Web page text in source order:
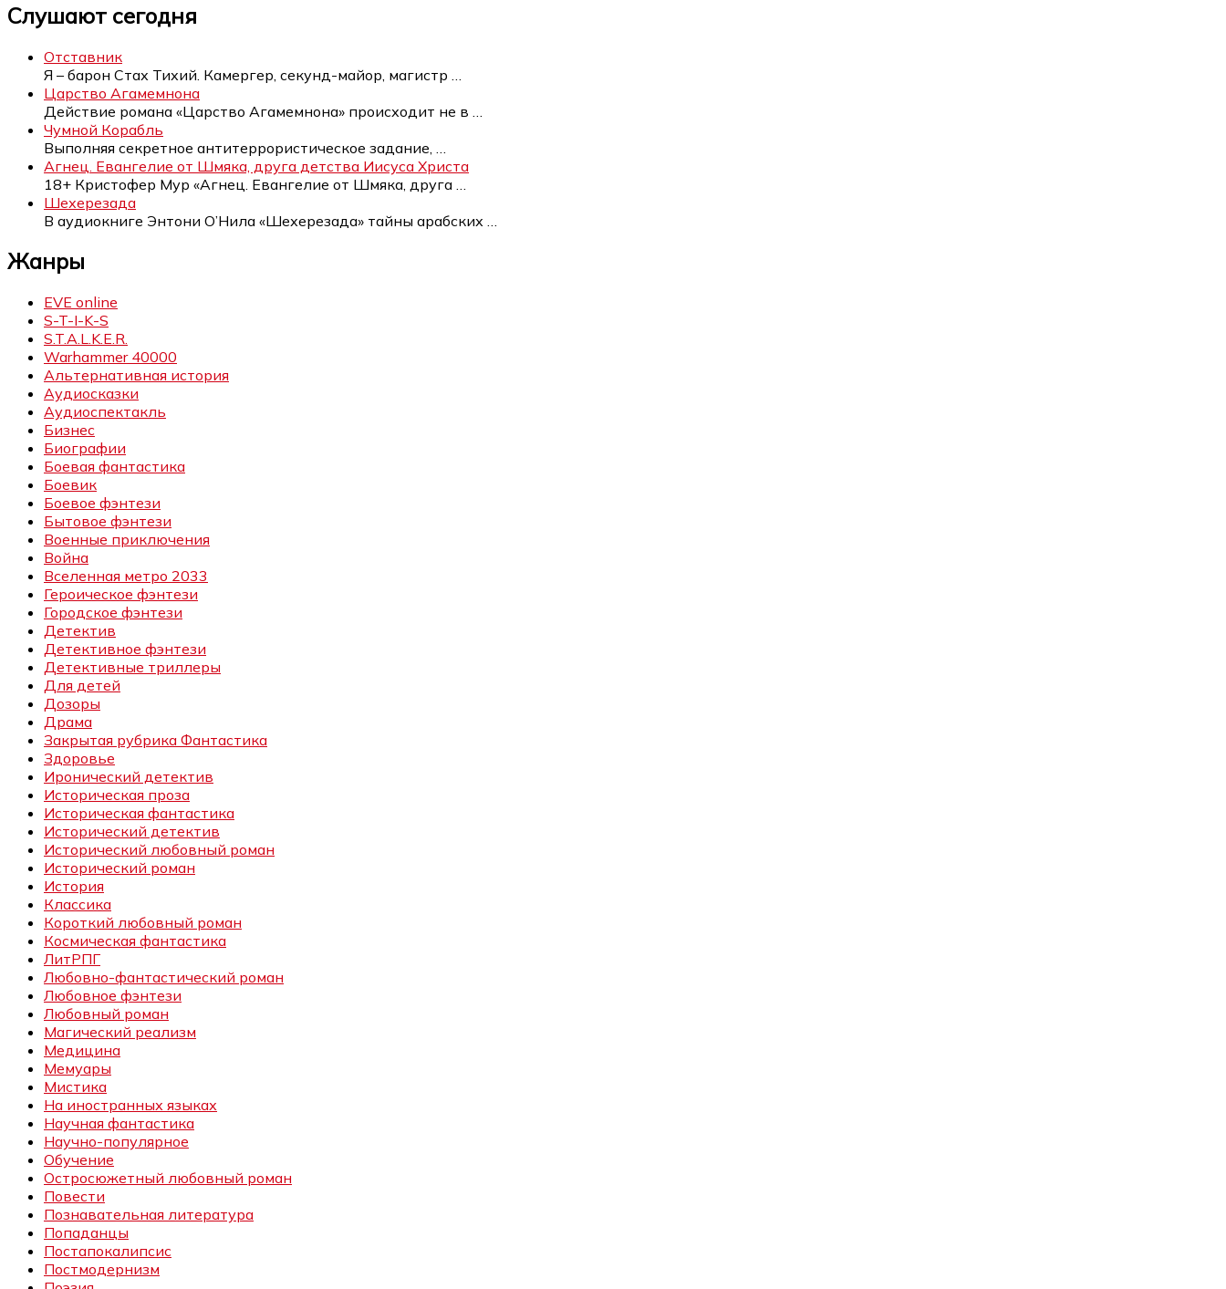
Слушают сегодня
Отставник
Я – барон Стах Тихий. Камергер, секунд-майор, магистр
Царство Агамемнона
Действие романа «Царство Агамемнона» происходит не в
Чумной Корабль
Выполняя секретное антитеррористическое задание,
Агнец. Евангелие от Шмяка, друга детства Иисуса Христа
18+ Кристофер Мур «Агнец. Евангелие от Шмяка, друга
Шехерезада
В аудиокниге Энтони О’Нила «Шехерезада» тайны арабских
Жанры
EVE online
S-T-I-K-S
S.T.A.L.K.E.R.
Warhammer 40000
Альтернативная история
Аудиосказки
Аудиоспектакль
Бизнес
Биографии
Боевая фантастика
Боевик
Боевое фэнтези
Бытовое фэнтези
Военные приключения
Война
Вселенная метро 2033
Героическое фэнтези
Городское фэнтези
Детектив
Детективное фэнтези
Детективные триллеры
Для детей
Дозоры
Драма
Закрытая рубрика Фантастика
Здоровье
Иронический детектив
Историческая проза
Историческая фантастика
Исторический детектив
Исторический любовный роман
Исторический роман
История
Классика
Короткий любовный роман
Космическая фантастика
ЛитРПГ
Любовно-фантастический роман
Любовное фэнтези
Любовный роман
Магический реализм
Медицина
Мемуары
Мистика
На иностранных языках
Научная фантастика
Научно-популярное
Обучение
Остросюжетный любовный роман
Повести
Познавательная литература
Попаданцы
Постапокалипсис
Постмодернизм